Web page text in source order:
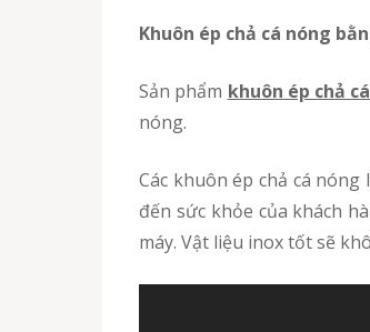
Khuôn ép chả cá nóng
Sản phẩm khuôn ép chả cá
nóng.
Các khuôn ép chả cá nóng làm bằng chất liệu không rõ ràng, pha tạp sẽ dễ làm lượng thịt chả trong khuôn bị nhiễm khuẩn, gây ảnh hưởng xấu
đến sức khỏe của khách
máy. Vật liệu inox tốt sẽ